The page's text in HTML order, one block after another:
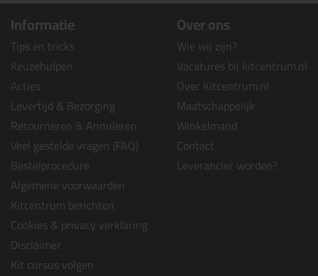
Informatie
Tips en tricks
Keuzehulpen
Acties
Levertijd & Bezorging
Retourneren & Annuleren
Veel gestelde vragen (FAQ)
Bestelprocedure
Algemene voorwaarden
Kitcentrum berichten
Cookies & privacy verklaring
Disclaimer
Kit cursus volgen
Over ons
Wie wij zijn?
Vacatures bij kitcentrum.nl
Over Kitcentrum.nl
Maatschappelijk
Winkelmand
Contact
Leverancier worden?